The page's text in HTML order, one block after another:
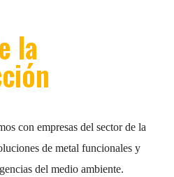
la
con empresas del sector de la
de metal funcionales y
del medio ambiente.